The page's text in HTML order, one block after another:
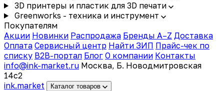
3D принтеры и пластик для 3D печати
Greenworks - техника и инструмент
Покупателям
Акции Новинки Распродажа Бренды A–Z Доставка
Оплата Сервисный центр Найти ЗИП Прайс-чек по
списку B2B-портал Блог О компании Контакты
info@ink-market.ru Москва, Б. Новодмитровская
14с2
ink.market Каталог товаров